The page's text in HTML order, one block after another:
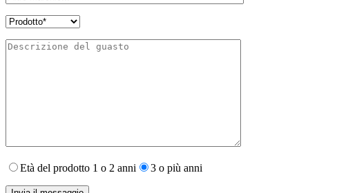
Età del prodotto 1 o 2 anni 3 o più anni